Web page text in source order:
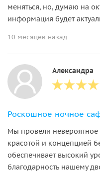
меняться, но, думаю на
информация будет
10 месяцев назад
Александра
Мы провели невероятное
красотой и концепцией
обеспечивает высокий
благодарность нашему